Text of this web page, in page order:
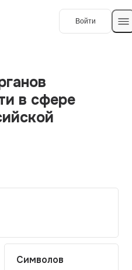
Войти
в сфере
Символов